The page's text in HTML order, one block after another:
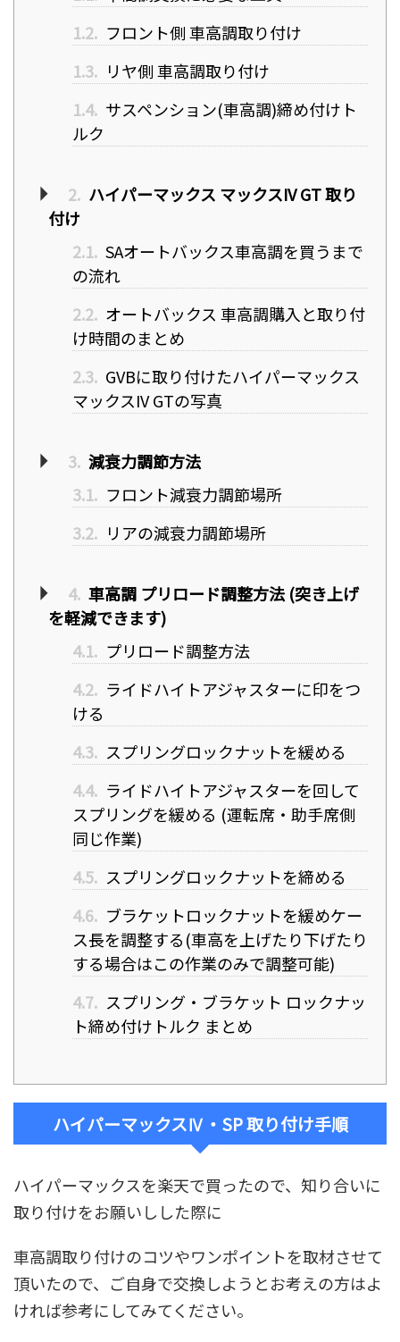
1.2. フロント側 車高調取り付け
1.3. リヤ側 車高調取り付け
1.4. サスペンション(車高調)締め付けト
ルク
2. ハイパーマックス マックスIV GT 取り
付け
2.1. SAオートバックス車高調を買うまで
の流れ
2.2. オートバックス 車高調購入と取り付
け時間のまとめ
2.3. GVBに取り付けたハイパーマックス
マックスIV GTの写真
3. 減衰力調節方法
3.1. フロント減衰力調節場所
3.2. リアの減衰力調節場所
4. 車高調 プリロード調整方法 (突き上げ
を軽減できます)
4.1. プリロード調整方法
4.2. ライドハイトアジャスターに印をつ
ける
4.3. スプリングロックナットを緩める
4.4. ライドハイトアジャスターを回して
スプリングを緩める (運転席・助手席側
同じ作業)
4.5. スプリングロックナットを締める
4.6. ブラケットロックナットを緩めケー
ス長を調整する(車高を上げたり下げたり
する場合はこの作業のみで調整可能)
4.7. スプリング・ブラケット ロックナッ
ト締め付けトルク まとめ
ハイパーマックスⅣ・SP 取り付け手順
ハイパーマックスを楽天で買ったので、知り合いに
取り付けをお願いしした際に
車高調取り付けのコツやワンポイントを取材させて
頂いたので、ご自身で交換しようとお考えの方はよ
ければ参考にしてみてください。